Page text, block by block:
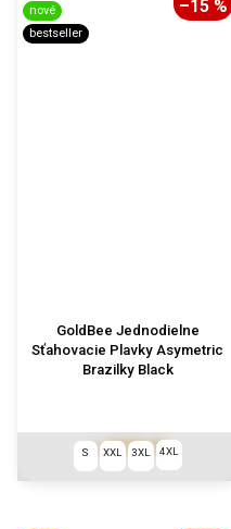
nové
bestseller
–15 %
GoldBee Jednodielne
Sťahovacie Plavky Asymetric
Brazilky Black
od€104,22
S XXL 3XL 4XL